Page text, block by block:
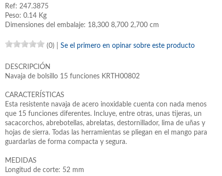
Ref: 247.3875
Peso: 0.14 Kg
Dimensiones del embalaje: 18,300 8,700 2,700 cm
(0) Se el primero en opinar sobre este producto
DESCRIPCIÓN
Navaja de bolsillo 15 funciones KRTH00802
CARACTERÍSTICAS
Esta resistente navaja de acero inoxidable cuenta con nada menos
que 15 funciones diferentes. Incluye, entre otras, unas tijeras, un
sacacorchos, abrebotellas, abrelatas, destornillador, lima de uñas y
hojas de sierra. Todas las herramientas se pliegan en el mango para
guardarlas de forma compacta y segura.
MEDIDAS
Longitud de corte: 52 mm